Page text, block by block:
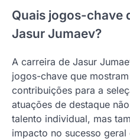
Quais jogos-chave
Jasur Jumaev?
A carreira de Jasur
jogos-chave que
contribuições para a
atuações de destaque
talento individual, mas
impacto no sucesso